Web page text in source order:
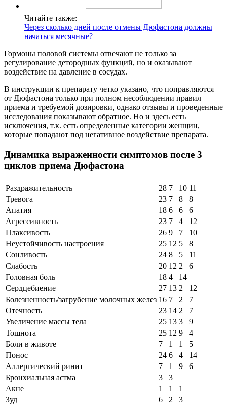
Читайте также:
Через сколько дней после отмены Дюфастона должны
начаться месячные?
Гормоны половой системы отвечают не только за
регулирование детородных функций, но и оказывают
воздействие на давление в сосудах.
В инструкции к препарату четко указано, что поправляются
от Дюфастона только при полном несоблюдении правил
приема и требуемой дозировки, однако отзывы и проведенные
исследования показывают обратное. Но и здесь есть
исключения, т.к. есть определенные категории женщин,
которые попадают под негативное воздействие препарата.
Динамика выраженности симптомов после 3
циклов приема Дюфастона
Раздражительность 28 7 10 11
Тревога
23 7 8
8
Апатия
18 6 6
6
Агрессивность
23 7 4
12
Плаксивость
26 9 7
10
Неустойчивость настроения
25 12 5
8
Сонливость
24 8 5
11
Слабость
20 12 2
6
Головная боль
18 4
14
Сердцебиение
27 13 2
12
Болезненность/загрубение молочных желез 16 7 2
7
Отечность
23 14 2
7
Увеличение массы тела
25 13 3
9
Тошнота
25 12 9
4
Боли в животе
7 1 1
5
Понос
24 6 4
14
Аллергический ринит
7 1 9
6
Бронхиальная астма
3
3
Акне
1 1
1
Зуд
6 2 3